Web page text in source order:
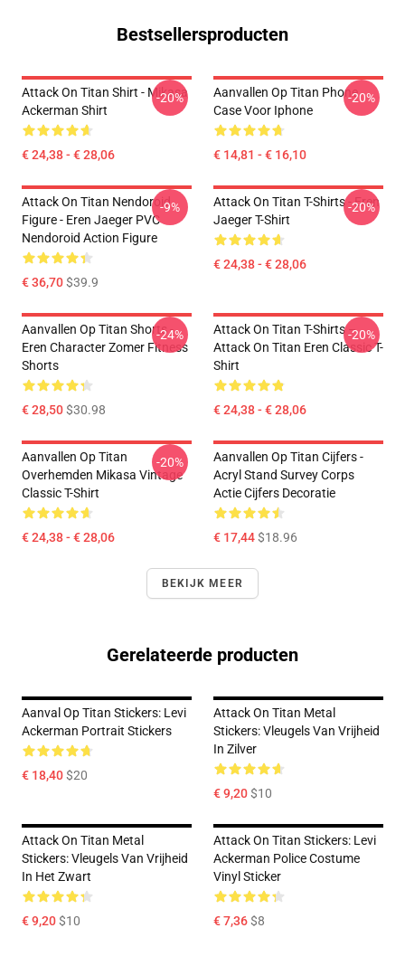
Bestsellersproducten
Attack On Titan Shirt - Mikasa
Ackerman Shirt
€ 24,38 - € 28,06
-20%
Aanvallen Op Titan Phone
Case Voor Iphone
€ 14,81 - € 16,10
-20%
Attack On Titan Nendoroid
Figure - Eren Jaeger PVC
Nendoroid Action Figure
€ 36,70$39.9
-9%
Attack On Titan T-Shirts - Eren
Jaeger T-Shirt
€ 24,38 - € 28,06
-20%
Aanvallen Op Titan Shorts -
Eren Character Zomer Fitness
Shorts
€ 28,50$30.98
-24%
Attack On Titan T-Shirts –
Attack On Titan Eren Classic T-
Shirt
€ 24,38 - € 28,06
-20%
Aanvallen Op Titan
Overhemden Mikasa Vintage
Classic T-Shirt
€ 24,38 - € 28,06
-20%
Aanvallen Op Titan Cijfers -
Acryl Stand Survey Corps
Actie Cijfers Decoratie
€ 17,44$18.96
BEKIJK MEER
Gerelateerde producten
Aanval Op Titan Stickers: Levi
Ackerman Portrait Stickers
€ 18,40$20
Attack On Titan Metal
Stickers: Vleugels Van Vrijheid
In Zilver
€ 9,20$10
Attack On Titan Metal
Stickers: Vleugels Van Vrijheid
In Het Zwart
€ 9,20$10
Attack On Titan Stickers: Levi
Ackerman Police Costume
Vinyl Sticker
€ 7,36$8